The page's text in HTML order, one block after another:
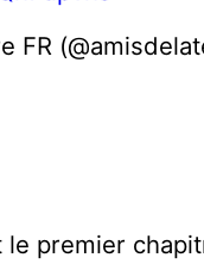
FR
premier